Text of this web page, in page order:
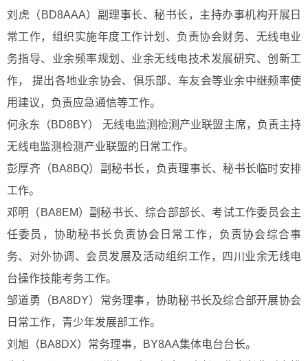
刘虎（BD8AAA）副理事长、秘书长，主持办事机构开展日
常工作，组织实施年度工作计划、负责协会财务、无线电业
务指导、业余频率规划、业余无线电技术发展研究、创新工
作， 提出各地业余协会、俱乐部、车友会等业余中继频率使
用建议，负责应急通信等工作。
何永东（BD8BY） 无线电监测检测产业联盟主席，负责主持
无线电监测检测产业联盟的日常工作。
彭厚齐（BA8BQ） 副秘书长，负责理事长、秘书长临时安排
工作。
邓明
（ BA8EM）副秘书长、综合部部长、考试工作委员会主
任委员，协助秘书长负责协会日常工作，负责协会综合事
务、对外协调、会员发展及活动组织工作，四川业余无线电
台操作技能考务工作。
邹道勇（BA8DY）常务理事，协助秘书长及综合部开展协会
日常工作，青少年发展部工作。
刘旭（BA8DX）常务理事，BY8AA集体电台台长。